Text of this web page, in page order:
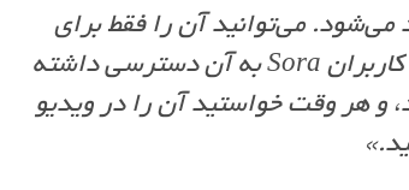
می‌توانید آن را فقط برای
خودتان نگه دارید، با فالوورها به‌اشتراک بگذارید یا همه کاربران Sora به آن دسترسی داشته
هر وقت خواستید آن را در ویدیو